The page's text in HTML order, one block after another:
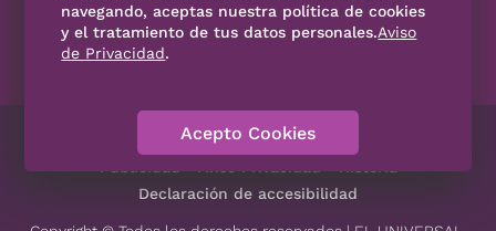
SÍGUENOS
Contáctanos Código de Ética
Declaración de accesibilidad
navegando, aceptas nuestra política de cookies
y el tratamiento de tus datos personales.Aviso
de Privacidad.
Acepto Cookies